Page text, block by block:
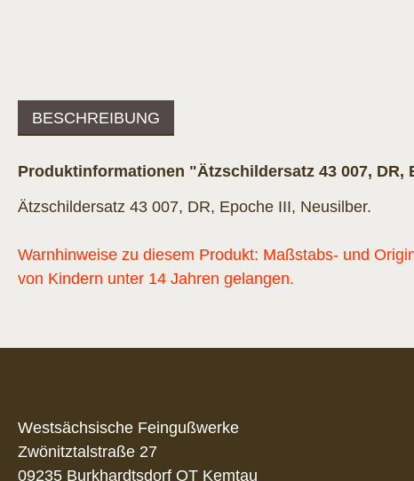
BESCHREIBUNG
Produktinformationen "Ätzschildersatz 43 007, DR,
Ätzschildersatz 43 007, DR, Epoche III, Neusilber.
Warnhinweise zu diesem Produkt: Maßstabs- und
von Kindern unter 14 Jahren gelangen.
Westsächsische Feingußwerke
Zwönitztalstraße 27
09235 Burkhardtsdorf OT Kemtau